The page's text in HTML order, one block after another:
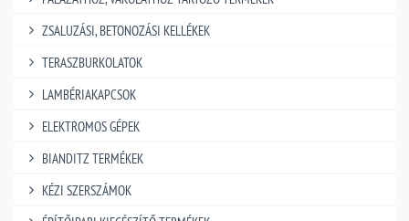
ZSALUZÁSI, BETONOZÁSI KELLÉKEK
TERASZBURKOLATOK
LAMBÉRIAKAPCSOK
ELEKTROMOS GÉPEK
BIANDITZ TERMÉKEK
KÉZI SZERSZÁMOK